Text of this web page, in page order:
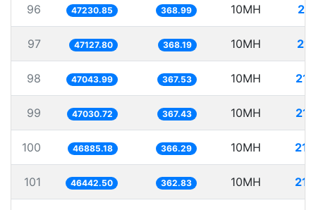
96 47230.85 368.99 10MH
97 47127.80 368.19 10MH
98 47043.99 367.53 10MH
99 47030.72 367.43 10MH
100 46885.18 366.29 10MH
101 46442.50 362.83 10MH